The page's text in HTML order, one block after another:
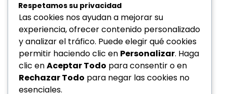
Tienda Villareal
Avenida Federico Villareal Nro. 931
Urb. La Rinconada – Trujillo – La Libertad
904267957 – 922528192
Respetamos su privacidad
Las cookies nos ayudan a mejorar su
experiencia, ofrecer contenido personalizado
y analizar el tráfico. Puede elegir qué cookies
permitir haciendo clic en Personalizar. Haga
clic enAceptar Todo para consentir o en
Rechazar Todo para negar las cookies no
esenciales.